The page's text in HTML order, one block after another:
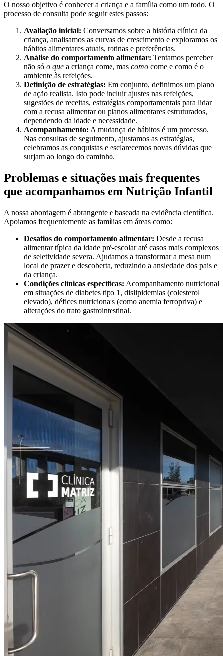
O nosso objetivo é conhecer a criança e a família como um todo. O
processo de consulta pode seguir estes passos:
Avaliação inicial: Conversamos sobre a história clínica da
criança, analisamos as curvas de crescimento e exploramos os
hábitos alimentares atuais, rotinas e preferências.
Análise do comportamento alimentar: Tentamos perceber
não só o que a criança come, mas como come e como é o
ambiente às refeições.
Definição de estratégias: Em conjunto, definimos um plano
de ação realista. Isto pode incluir ajustes nas refeições,
sugestões de receitas, estratégias comportamentais para lidar
com a recusa alimentar ou planos alimentares estruturados,
dependendo da idade e necessidade.
Acompanhamento: A mudança de hábitos é um processo.
Nas consultas de seguimento, ajustamos as estratégias,
celebramos as conquistas e esclarecemos novas dúvidas que
surjam ao longo do caminho.
Problemas e situações mais frequentes
que acompanhamos em Nutrição Infantil
A nossa abordagem é abrangente e baseada na evidência científica.
Apoiamos frequentemente as famílias em áreas como:
Desafios do comportamento alimentar: Desde a recusa
alimentar típica da idade pré-escolar até casos mais complexos
de seletividade severa. Ajudamos a transformar a mesa num
local de prazer e descoberta, reduzindo a ansiedade dos pais e
da criança.
Condições clínicas específicas: Acompanhamento nutricional
em situações de diabetes tipo 1, dislipidemias (colesterol
elevado), défices nutricionais (como anemia ferropriva) e
alterações do trato gastrointestinal.